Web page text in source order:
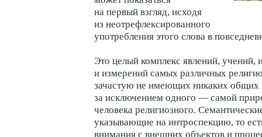
на первый взгляд, исходя
из неотрефлексированного
употребления этого слова в
Это целый комплекс явлений, учений,
и измерений самых различных
зачастую не имеющих никаких общих
за исключением одного — самой
человека религиозного.
указывающие на интроспекцию, то
внимания с внешних объектов и